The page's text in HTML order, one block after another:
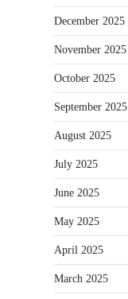
December 2025
November 2025
October 2025
September 2025
August 2025
July 2025
June 2025
May 2025
April 2025
March 2025